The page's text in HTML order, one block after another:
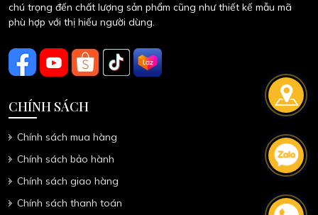
chú trọng đến chất lượng sản phẩm cũng như thiết kế mẫu mã
phù hợp với thị hiếu người dùng.
CHÍNH SÁCH
Chính sách mua hàng
Chính sách bảo hành
Chính sách giao hàng
Chính sách thanh toán